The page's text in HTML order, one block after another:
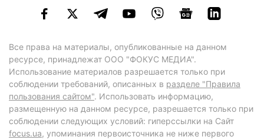
Все права на материалы, опубликованные на данном
ресурсе, принадлежат ООО "ФОКУС МЕДИА".
Использование материалов разрешается только при
соблюдении требований, описанных в разделе "Правила
пользования сайтом". Использовать информацию,
размещенную на данном ресурсе, разрешается только при
соблюдении следующих условий: гиперссылки на Сайт
focus.ua, упоминания первоисточника не ниже первого